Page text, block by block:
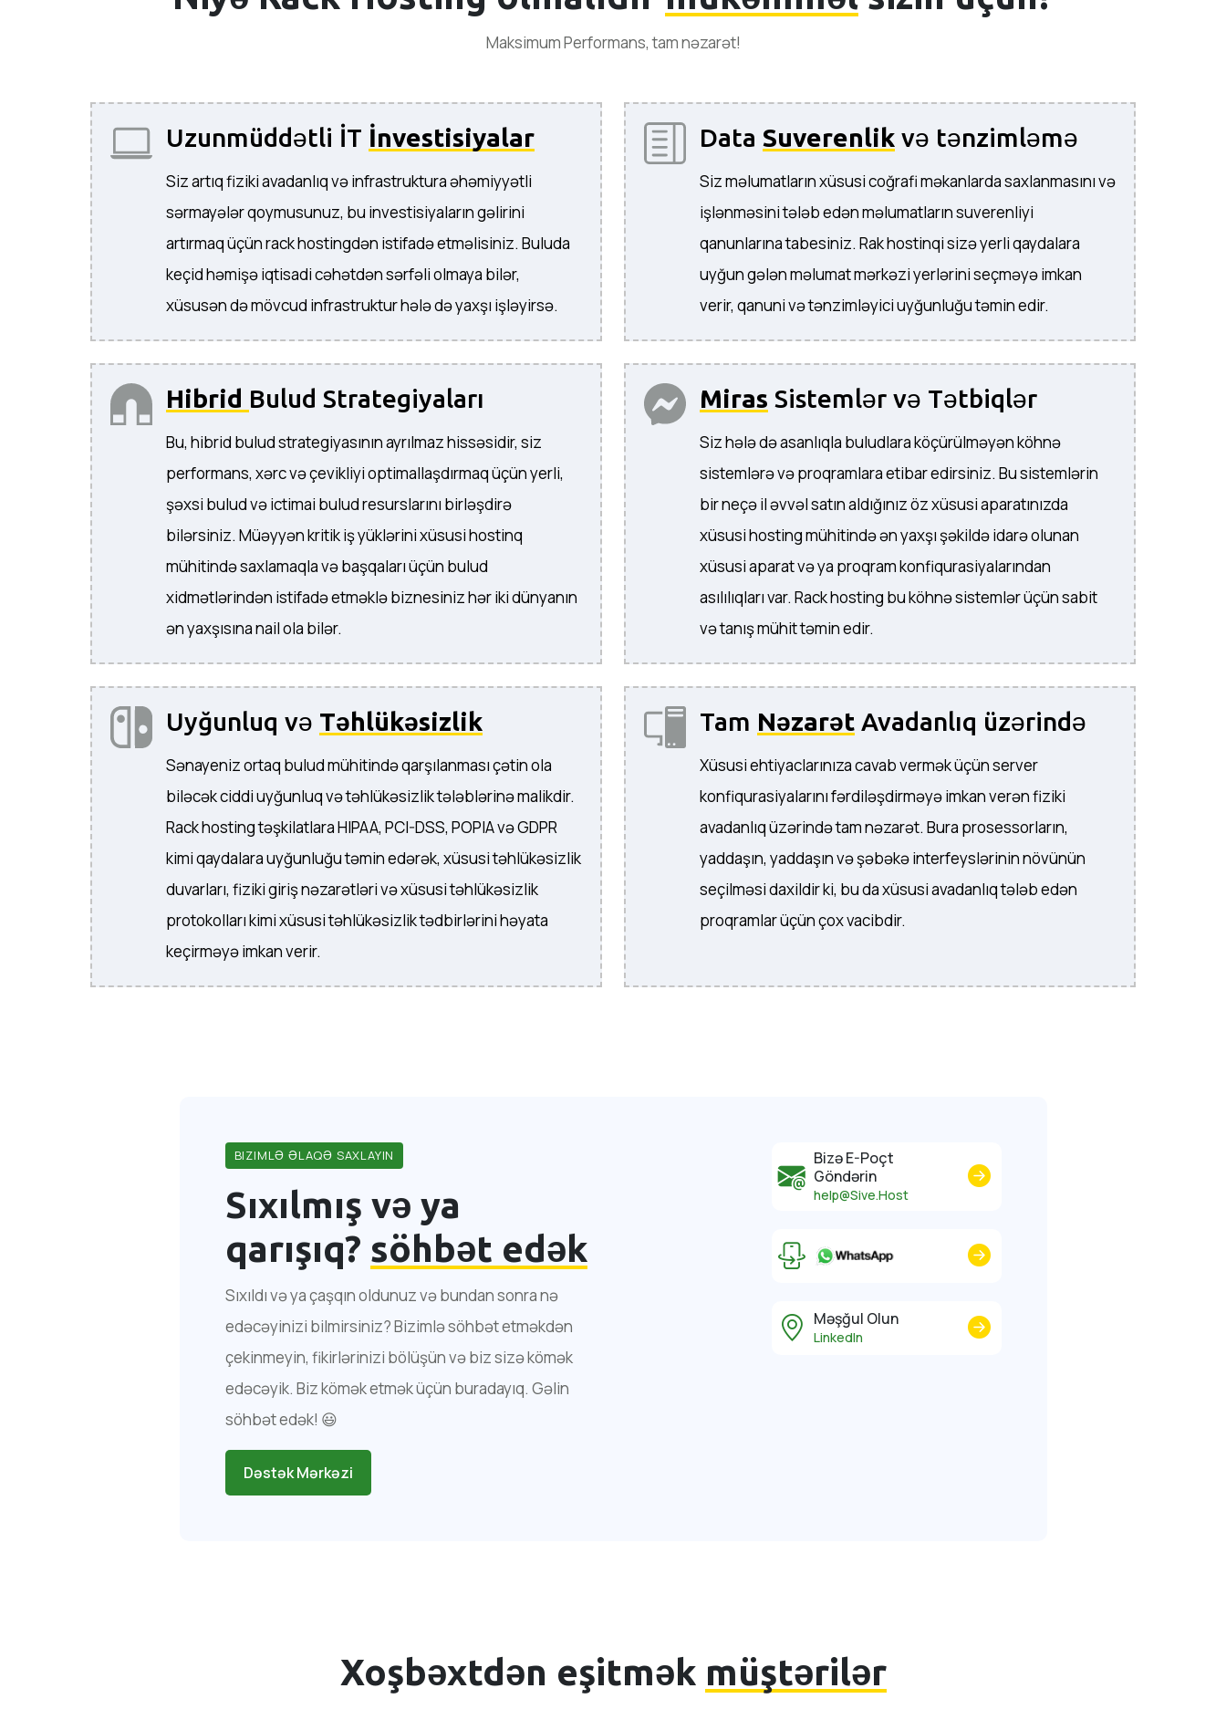
Maksimum Performans, tam nəzarət!
Uzunmüddətli İT İnvestisiyalar
Siz artıq fiziki avadanlıq və infrastruktura əhəmiyyətli
sərmayələr qoymusunuz, bu investisiyaların gəlirini
artırmaq üçün rack hostingdən istifadə etməlisiniz. Buluda
keçid həmişə iqtisadi cəhətdən sərfəli olmaya bilər,
xüsusən də mövcud infrastruktur hələ də yaxşı işləyirsə.
Data Suverenlik və tənzimləmə
Siz məlumatların xüsusi coğrafi məkanlarda saxlanmasını və
işlənməsini tələb edən məlumatların suverenliyi
qanunlarına tabesiniz. Rak hostinqi sizə yerli qaydalara
uyğun gələn məlumat mərkəzi yerlərini seçməyə imkan
verir, qanuni və tənzimləyici uyğunluğu təmin edir.
Hibrid Bulud Strategiyaları
Bu, hibrid bulud strategiyasının ayrılmaz hissəsidir, siz
performans, xərc və çevikliyi optimallaşdırmaq üçün yerli,
şəxsi bulud və ictimai bulud resurslarını birləşdirə
bilərsiniz. Müəyyən kritik iş yüklərini xüsusi hostinq
mühitində saxlamaqla və başqaları üçün bulud
xidmətlərindən istifadə etməklə biznesiniz hər iki dünyanın
ən yaxşısına nail ola bilər.
Miras Sistemlər və Tətbiqlər
Siz hələ də asanlıqla buludlara köçürülməyən köhnə
sistemlərə və proqramlara etibar edirsiniz. Bu sistemlərin
bir neçə il əvvəl satın aldığınız öz xüsusi aparatınızda
xüsusi hosting mühitində ən yaxşı şəkildə idarə olunan
xüsusi aparat və ya proqram konfiqurasiyalarından
asılılıqları var. Rack hosting bu köhnə sistemlər üçün sabit
və tanış mühit təmin edir.
Uyğunluq və Təhlükəsizlik
Sənayeniz ortaq bulud mühitində qarşılanması çətin ola
biləcək ciddi uyğunluq və təhlükəsizlik tələblərinə malikdir.
Rack hosting təşkilatlara HIPAA, PCI-DSS, POPIA və GDPR
kimi qaydalara uyğunluğu təmin edərək, xüsusi təhlükəsizlik
duvarları, fiziki giriş nəzarətləri və xüsusi təhlükəsizlik
protokolları kimi xüsusi təhlükəsizlik tədbirlərini həyata
keçirməyə imkan verir.
Tam Nəzarət Avadanlıq üzərində
Xüsusi ehtiyaclarınıza cavab vermək üçün server
konfiqurasiyalarını fərdiləşdirməyə imkan verən fiziki
avadanlıq üzərində tam nəzarət. Bura prosessorların,
yaddaşın, yaddaşın və şəbəkə interfeyslərinin növünün
seçilməsi daxildir ki, bu da xüsusi avadanlıq tələb edən
proqramlar üçün çox vacibdir.
BIZIMLƏ ƏLAQƏ SAXLAYIN
Sıxılmış və ya
qarışıq? söhbət edək
Sıxıldı və ya çaşqın oldunuz və bundan sonra nə
edəcəyinizi bilmirsiniz? Bizimlə söhbət etməkdən
çekinmeyin, fikirlərinizi bölüşün və biz sizə kömək
edəcəyik. Biz kömək etmək üçün buradayıq. Gəlin
söhbət edək! 😃
Dəstək Mərkəzi
Bizə E-Poçt
Göndərin
help@Sive.Host
Məşğul Olun
LinkedIn
Xoşbəxtdən eşitmək müştərilər